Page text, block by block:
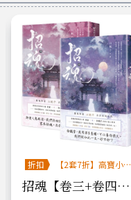
折扣
【2套7折】高寶小說
招魂【卷三+卷四完